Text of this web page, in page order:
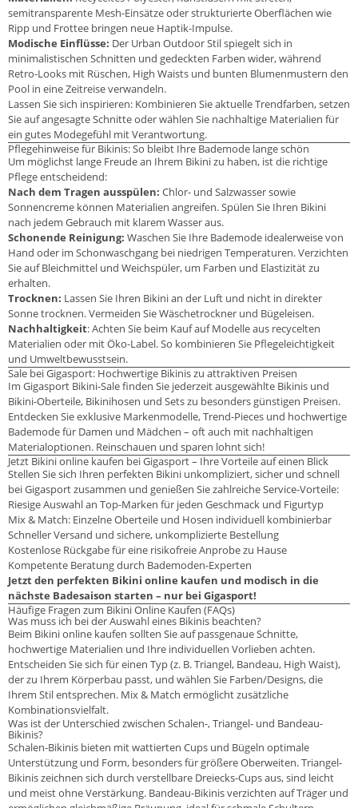
semitransparente Mesh-Einsätze oder strukturierte Oberflächen wie
Ripp und Frottee bringen neue Haptik-Impulse.
Modische Einflüsse: Der Urban Outdoor Stil spiegelt sich in
minimalistischen Schnitten und gedeckten Farben wider, während
Retro-Looks mit Rüschen, High Waists und bunten Blumenmustern den
Pool in eine Zeitreise verwandeln.
Lassen Sie sich inspirieren: Kombinieren Sie aktuelle Trendfarben, setzen
Sie auf angesagte Schnitte oder wählen Sie nachhaltige Materialien für
ein gutes Modegefühl mit Verantwortung.
Pflegehinweise für Bikinis: So bleibt Ihre Bademode lange schön
Um möglichst lange Freude an Ihrem Bikini zu haben, ist die richtige
Pflege entscheidend:
Nach dem Tragen ausspülen: Chlor- und Salzwasser sowie
Sonnencreme können Materialien angreifen. Spülen Sie Ihren Bikini
nach jedem Gebrauch mit klarem Wasser aus.
Schonende Reinigung: Waschen Sie Ihre Bademode idealerweise von
Hand oder im Schonwaschgang bei niedrigen Temperaturen. Verzichten
Sie auf Bleichmittel und Weichspüler, um Farben und Elastizität zu
erhalten.
Trocknen: Lassen Sie Ihren Bikini an der Luft und nicht in direkter
Sonne trocknen. Vermeiden Sie Wäschetrockner und Bügeleisen.
Nachhaltigkeit: Achten Sie beim Kauf auf Modelle aus recycelten
Materialien oder mit Öko-Label. So kombinieren Sie Pflegeleichtigkeit
und Umweltbewusstsein.
Sale bei Gigasport: Hochwertige Bikinis zu attraktiven Preisen
Im Gigasport Bikini-Sale finden Sie jederzeit ausgewählte Bikinis und
Bikini-Oberteile, Bikinihosen und Sets zu besonders günstigen Preisen.
Entdecken Sie exklusive Markenmodelle, Trend-Pieces und hochwertige
Bademode für Damen und Mädchen – oft auch mit nachhaltigen
Materialoptionen. Reinschauen und sparen lohnt sich!
Jetzt Bikini online kaufen bei Gigasport – Ihre Vorteile auf einen Blick
Stellen Sie sich Ihren perfekten Bikini unkompliziert, sicher und schnell
bei Gigasport zusammen und genießen Sie zahlreiche Service-Vorteile:
Riesige Auswahl an Top-Marken für jeden Geschmack und Figurtyp
Mix & Match: Einzelne Oberteile und Hosen individuell kombinierbar
Schneller Versand und sichere, unkomplizierte Bestellung
Kostenlose Rückgabe für eine risikofreie Anprobe zu Hause
Kompetente Beratung durch Bademoden-Experten
Jetzt den perfekten Bikini online kaufen und modisch in die
nächste Badesaison starten – nur bei Gigasport!
Häufige Fragen zum Bikini Online Kaufen (FAQs)
Was muss ich bei der Auswahl eines Bikinis beachten?
Beim Bikini online kaufen sollten Sie auf passgenaue Schnitte,
hochwertige Materialien und Ihre individuellen Vorlieben achten.
Entscheiden Sie sich für einen Typ (z. B. Triangel, Bandeau, High Waist),
der zu Ihrem Körperbau passt, und wählen Sie Farben/Designs, die
Ihrem Stil entsprechen. Mix & Match ermöglicht zusätzliche
Kombinationsvielfalt.
Was ist der Unterschied zwischen Schalen-, Triangel- und Bandeau-
Bikinis?
Schalen-Bikinis bieten mit wattierten Cups und Bügeln optimale
Unterstützung und Form, besonders für größere Oberweiten. Triangel-
Bikinis zeichnen sich durch verstellbare Dreiecks-Cups aus, sind leicht
und meist ohne Verstärkung. Bandeau-Bikinis verzichten auf Träger und